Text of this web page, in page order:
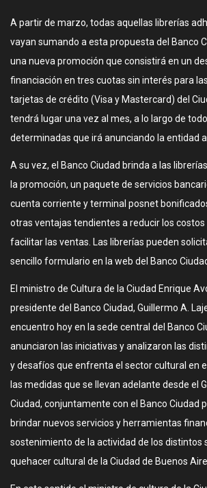
A partir de marzo, todas aquellas librerías
vayan sumando a esta propuesta del Banco
una nueva promoción que consistirá en un
financiación en tres cuotas sin interés para
tarjetas de crédito (Visa y Mastercard) del
tendrá lugar una vez al mes, a lo largo de
determinadas que irá anunciando la entidad a
A su vez, el Banco Ciudad brinda a las
la promoción, un paquete de servicios
cuenta corriente y terminal posnet
otras ventajas tendientes a reducir los
facilitar las ventas. Las librerías pueden
sencillo formulario en la web del Banco
El ministro de Cultura de la Ciudad Enrique
presidente del Banco Ciudad, Guillermo A.
encuentro hoy en la sede central del Banco
anunciaron las iniciativas y analizaron las
y desafíos que enfrenta el sector cultural en
las medidas que se llevan adelante desde el
Ciudad, conjuntamente con el Banco Ciudad
brindar nuevos servicios y herramientas
sostenimiento de la actividad de los distintos
quehacer cultural de la Ciudad de Buenos